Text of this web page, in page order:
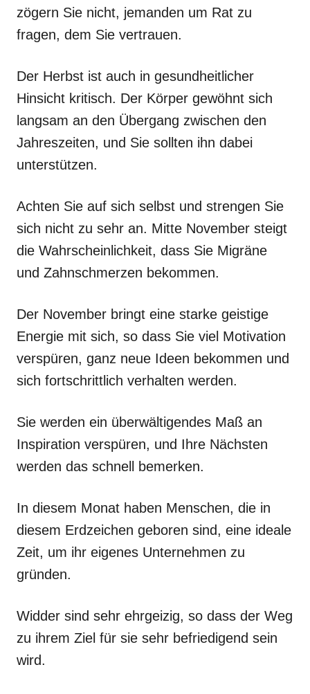
zögern Sie nicht, jemanden um Rat zu
fragen, dem Sie vertrauen.
Der Herbst ist auch in gesundheitlicher
Hinsicht kritisch. Der Körper gewöhnt sich
langsam an den Übergang zwischen den
Jahreszeiten, und Sie sollten ihn dabei
unterstützen.
Achten Sie auf sich selbst und strengen Sie
sich nicht zu sehr an. Mitte November steigt
die Wahrscheinlichkeit, dass Sie Migräne
und Zahnschmerzen bekommen.
Der November bringt eine starke geistige
Energie mit sich, so dass Sie viel Motivation
verspüren, ganz neue Ideen bekommen und
sich fortschrittlich verhalten werden.
Sie werden ein überwältigendes Maß an
Inspiration verspüren, und Ihre Nächsten
werden das schnell bemerken.
In diesem Monat haben Menschen, die in
diesem Erdzeichen geboren sind, eine ideale
Zeit, um ihr eigenes Unternehmen zu
gründen.
Widder sind sehr ehrgeizig, so dass der Weg
zu ihrem Ziel für sie sehr befriedigend sein
wird.